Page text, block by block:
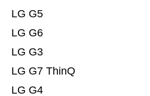
LG G4
LG G7 ThinQ
LG G3
LG G6
LG G5